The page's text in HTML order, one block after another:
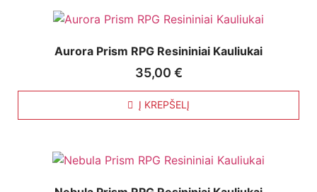
Aurora Prism RPG Resininiai Kauliukai
35,00 €
Į KREPŠELĮ